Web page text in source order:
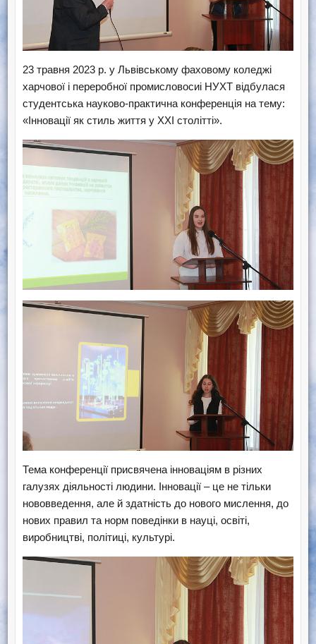
23 травня 2023 р. у Львівському фаховому коледжі
харчової і переробної промисловосиі НУХТ відбулася
студентська науково-практична конференція на тему:
«Інновації як стиль життя у ХХІ столітті».
Тема конференції присвячена інноваціям в різних
галузях діяльності людини. Інновації – це не тільки
нововведення, але й здатність до нового мислення, до
нових правил та норм поведінки в науці, освіті,
виробництві, політиці, культурі.